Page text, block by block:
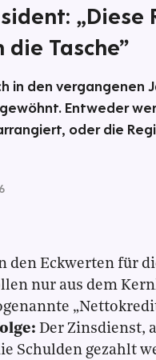
„Diese
Tasche”
in den vergangenen
Entweder
oder die
den Eckwerten für
nur aus dem
Der Zinsdienst,
Schulden gezahlt